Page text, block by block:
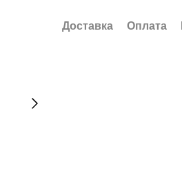
Доставка Оплата